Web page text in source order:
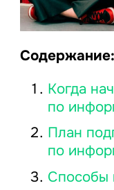
Содержание:
Когда
по
План
по
Способы